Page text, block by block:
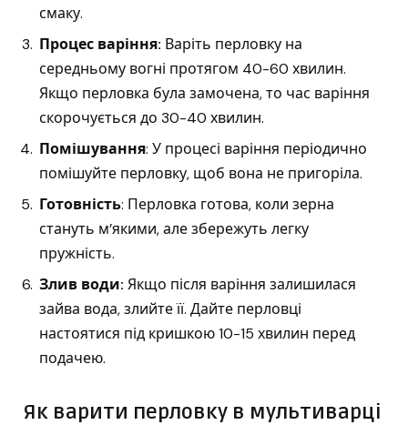
смаку.
Процес варіння: Варіть перловку на
середньому вогні протягом 40-60 хвилин.
Якщо перловка була замочена, то час варіння
скорочується до 30-40 хвилин.
Помішування: У процесі варіння періодично
помішуйте перловку, щоб вона не пригоріла.
Готовність: Перловка готова, коли зерна
стануть м’якими, але збережуть легку
пружність.
Злив води: Якщо після варіння залишилася
зайва вода, злийте її. Дайте перловці
настоятися під кришкою 10-15 хвилин перед
подачею.
Як варити перловку в мультиварці